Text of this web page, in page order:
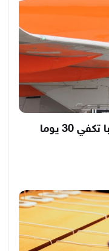
مخزونات وقود الطائرات في أوروبا تكفي 30 يوما